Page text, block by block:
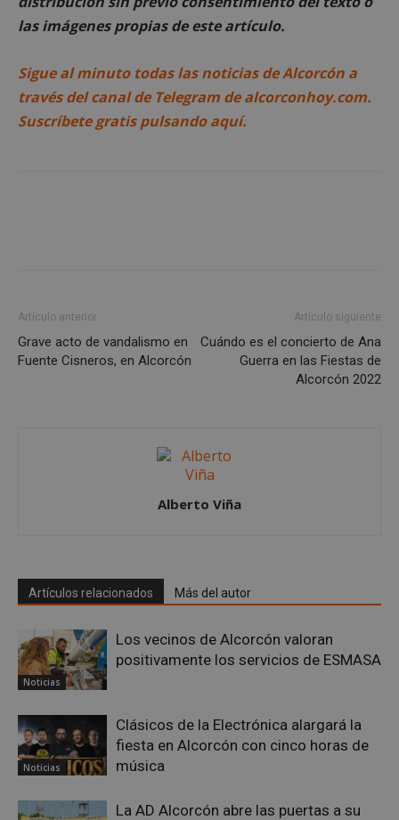
las imágenes propias de este artículo.
Sigue al minuto todas las noticias de Alcorcón a
través del canal de Telegram de alcorconhoy.com.
Suscríbete gratis pulsando aquí.
Artículo anterior
Grave acto de vandalismo en
Fuente Cisneros, en Alcorcón
Artículo siguiente
Cuándo es el concierto de Ana
Guerra en las Fiestas de
Alcorcón 2022
Alberto Viña
Artículos relacionados Más del autor
Noticias
Los vecinos de Alcorcón valoran
positivamente los servicios de ESMASA
Noticias
Clásicos de la Electrónica alargará la
fiesta en Alcorcón con cinco horas de
música
La AD Alcorcón abre las puertas a su
Cookies estrictamente necesarias
Cookies de rendimiento
Cookies no clasificadas
AWSALBCORS
Inc.
embed.bsky.app